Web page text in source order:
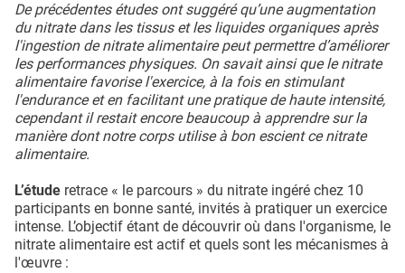
De précédentes études ont suggéré qu’une augmentation
du nitrate dans les tissus et les liquides organiques après
l'ingestion de nitrate alimentaire peut permettre d’améliorer
les performances physiques. On savait ainsi que le nitrate
alimentaire favorise l'exercice, à la fois en stimulant
l'endurance et en facilitant une pratique de haute intensité,
cependant il restait encore beaucoup à apprendre sur la
manière dont notre corps utilise à bon escient ce nitrate
alimentaire.
L’étude retrace « le parcours » du nitrate ingéré chez 10
participants en bonne santé, invités à pratiquer un exercice
intense. L’objectif étant de découvrir où dans l'organisme, le
nitrate alimentaire est actif et quels sont les mécanismes à
l'œuvre :